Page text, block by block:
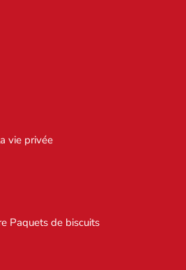
vie privée
Paquets de biscuits